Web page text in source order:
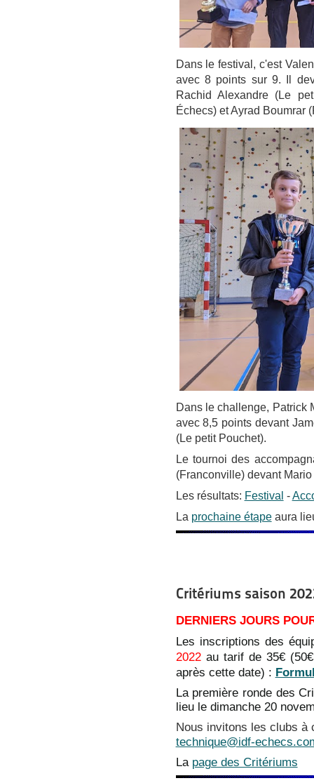
Dans le festival, c'est
avec 8 points sur 9. Il
Rachid Alexandre (Le
Échecs) et Ayrad Boumrar
Dans le challenge, Patrick
avec 8,5 points devant
(Le petit Pouchet).
Le tournoi des
(Franconville) devant
Les résultats: Festival -
La prochaine étapeaura
Critériums saison
DERNIERS JOURS
Les inscriptions des
2022au tarif de 35€
après cette date) :
La première ronde des
lieu le dimanche 20
Nous invitons les clubs à
technique@idf-
La page des Critériums